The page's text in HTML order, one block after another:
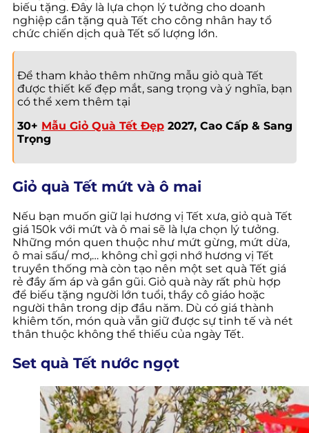
biếu tặng. Đây là lựa chọn lý tưởng cho doanh
nghiệp cần tặng quà Tết cho công nhân hay tổ
chức chiến dịch quà Tết số lượng lớn.
Để tham khảo thêm những mẫu giỏ quà Tết
được thiết kế đẹp mắt, sang trọng và ý nghĩa, bạn
có thể xem thêm tại
30+ Mẫu Giỏ Quà Tết Đẹp 2027, Cao Cấp & Sang
Trọng
Giỏ quà Tết mứt và ô mai
Nếu bạn muốn giữ lại hương vị Tết xưa, giỏ quà Tết
giá 150k với mứt và ô mai sẽ là lựa chọn lý tưởng.
Những món quen thuộc như mứt gừng, mứt dừa,
ô mai sấu/ mơ,… không chỉ gợi nhớ hương vị Tết
truyền thống mà còn tạo nên một set quà Tết giá
rẻ đầy ấm áp và gần gũi. Giỏ quà này rất phù hợp
để biếu tặng người lớn tuổi, thầy cô giáo hoặc
người thân trong dịp đầu năm. Dù có giá thành
khiêm tốn, món quà vẫn giữ được sự tinh tế và nét
thân thuộc không thể thiếu của ngày Tết.
Set quà Tết nước ngọt